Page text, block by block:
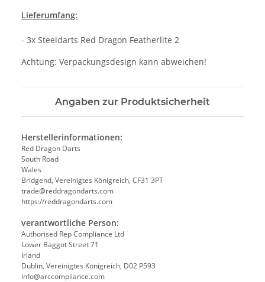
Lieferumfang:
- 3x Steeldarts Red Dragon Featherlite 2
Achtung: Verpackungsdesign kann abweichen!
Angaben zur Produktsicherheit
Herstellerinformationen:
Red Dragon Darts
South Road
Wales
Bridgend, Vereinigtes Königreich, CF31 3PT
trade@reddragondarts.com
https://reddragondarts.com
verantwortliche Person:
Authorised Rep Compliance Ltd
Lower Baggot Street 71
Irland
Dublin, Vereinigtes Königreich, D02 P593
info@arccompliance.com